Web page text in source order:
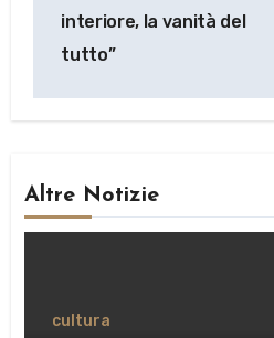
interiore, la vanità del
tutto”
Altre Notizie
cultura